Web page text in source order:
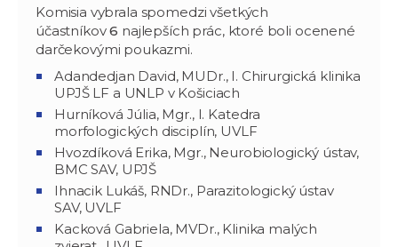
Komisia vybrala spomedzi všetkých
účastníkov6 najlepších prác, ktoré boli ocenené
darčekovými poukazmi.
Adandedjan David, MUDr., I. Chirurgická klinika
UPJŠ LF a UNLP v Košiciach
Hurníková Júlia, Mgr., I. Katedra
morfologických disciplín, UVLF
Hvozdíková Erika, Mgr., Neurobiologický ústav,
BMC SAV, UPJŠ
Ihnacik Lukáš, RNDr., Parazitologický ústav
SAV, UVLF
Kacková Gabriela, MVDr., Klinika malých